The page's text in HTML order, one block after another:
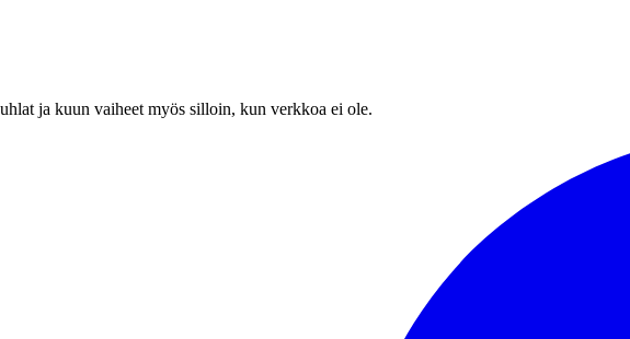
ja kuun vaiheet myös silloin, kun verkkoa ei ole.